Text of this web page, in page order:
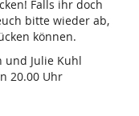
Falls ihr doch
bitte wieder ab,
können.
und Julie Kuhl
20.00 Uhr